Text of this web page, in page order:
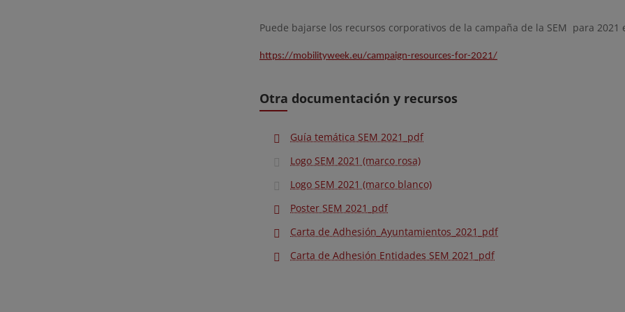
Puede bajarse los recursos corporativos de la campaña de la SEM para 2021
https://mobilityweek.eu/campaign-resources-for-2021/
Otra documentación y recursos
Guía temática SEM 2021_pdf
Logo SEM 2021 (marco rosa)
Logo SEM 2021 (marco blanco)
Poster SEM 2021_pdf
Carta de Adhesión_Ayuntamientos_2021_pdf
Carta de Adhesión Entidades SEM 2021_pdf